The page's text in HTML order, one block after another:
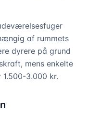
af rummets
dyrere på grund
mens enkelte
3.000 kr.